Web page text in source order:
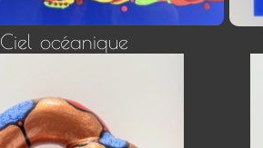
Ciel océanique